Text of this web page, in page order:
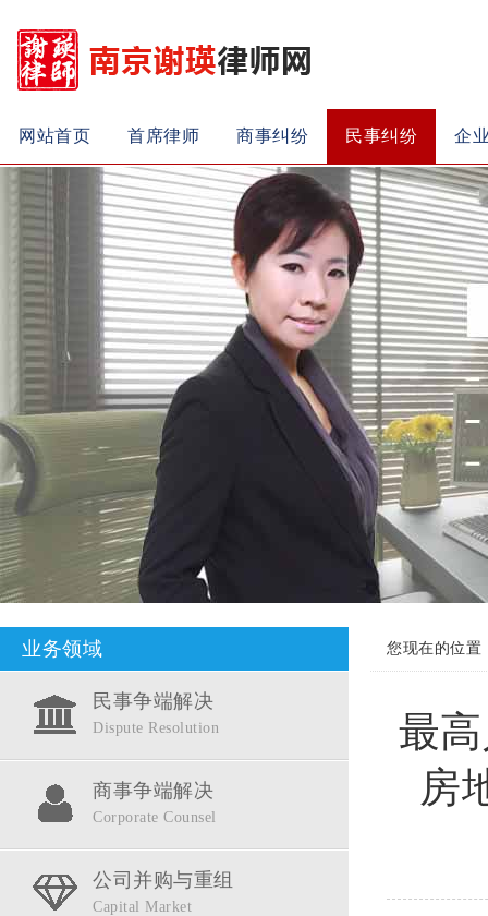
网站首页 首席律师 商事纠纷 民事纠纷 企
业务领域
民事争端解决
Dispute Resolution
商事争端解决
Corporate Counsel
公司并购与重组
Capital Market
您现在的位置
最
房